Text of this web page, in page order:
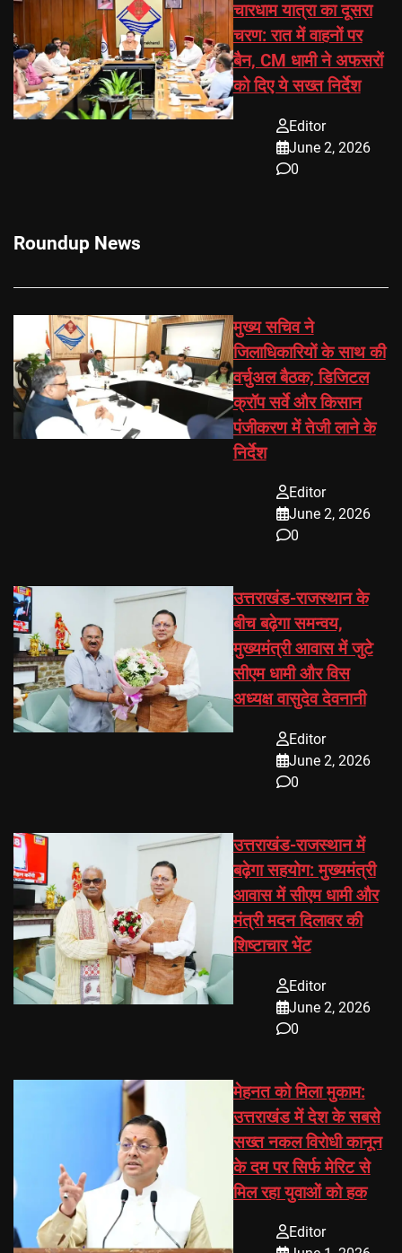
चारधाम यात्रा का दूसरा
चरण: रात में वाहनों पर
बैन, CM धामी ने अफसरों
को दिए ये सख्त निर्देश
Editor
June 2, 2026
0
Roundup News
मुख्य सचिव ने
जिलाधिकारियों के साथ की
वर्चुअल बैठक; डिजिटल
क्रॉप सर्वे और किसान
पंजीकरण में तेजी लाने के
निर्देश
Editor
June 2, 2026
0
उत्तराखंड-राजस्थान के
बीच बढ़ेगा समन्वय,
मुख्यमंत्री आवास में जुटे
सीएम धामी और विस
अध्यक्ष वासुदेव देवनानी
Editor
June 2, 2026
0
उत्तराखंड-राजस्थान में
बढ़ेगा सहयोग: मुख्यमंत्री
आवास में सीएम धामी और
मंत्री मदन दिलावर की
शिष्टाचार भेंट
Editor
June 2, 2026
0
मेहनत को मिला मुकाम:
उत्तराखंड में देश के सबसे
सख्त नकल विरोधी कानून
के दम पर सिर्फ मेरिट से
मिल रहा युवाओं को हक
Editor